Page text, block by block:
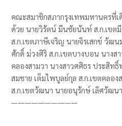
คณะสมาชิกสภากรุงเทพมหานครที่
ด้วย นายวิรัตน์ มีนชัยนันท์ ส.ก.เข
ส.ก.เขตภาษีเจริญ นายจิรเสกข์ วัฒ
ศักดิ์ ม่วงศิริ ส.ก.เขตบางบอน นาง
คลองสามวา นางสาวศศิธร ประสิท
สมชาย เต็มไพบูลย์กุล ส.ก.เขตคลอ
ส.ก.เขตวัฒนา นายอนุรักษ์ เลิศวัฒน
——————————